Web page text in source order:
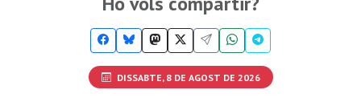
DISSABTE, 8 DE AGOST DE 2026